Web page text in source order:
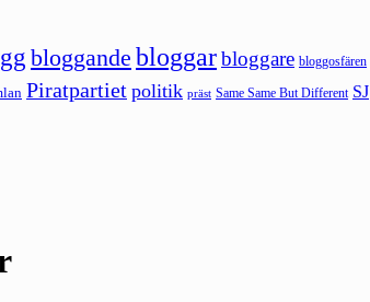
bloggande bloggarbloggare bloggosfären
Piratpartiet politik präst Same Same But Different SJ